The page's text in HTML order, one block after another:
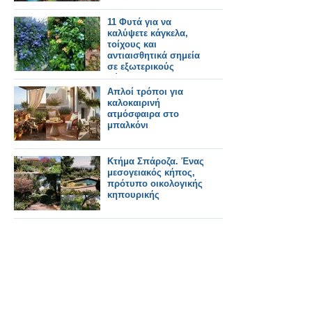
11 Φυτά για να
καλύψετε κάγκελα,
τοίχους και
αντιαισθητικά σημεία
σε εξωτερικούς
χώρους
Απλοί τρόποι για
καλοκαιρινή
ατμόσφαιρα στο
μπαλκόνι
Κτήμα Σπάροζα. Ένας
μεσογειακός κήπος,
πρότυπο οικολογικής
κηπουρικής